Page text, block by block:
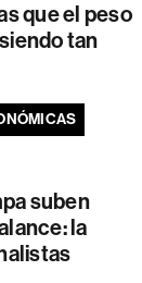
que el peso
tan
suben
la